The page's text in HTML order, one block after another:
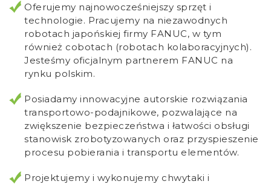
Oferujemy najnowocześniejszy sprzęt i
technologie. Pracujemy na niezawodnych
robotach japońskiej firmy FANUC, w tym
również cobotach (robotach kolaboracyjnych).
Jesteśmy oficjalnym partnerem FANUC na
rynku polskim.
Posiadamy innowacyjne autorskie rozwiązania
transportowo-podajnikowe, pozwalające na
zwiększenie bezpieczeństwa i łatwości obsługi
stanowisk zrobotyzowanych oraz przyspieszenie
procesu pobierania i transportu elementów.
Projektujemy i wykonujemy chwytaki i